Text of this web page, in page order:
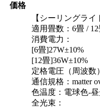
価格
【シーリングライ
適用畳数：6畳 / 12
消費電力：
[6畳]27W±10%
[12畳]36W±10%
定格電圧（周波数
通信規格：matter
色温度：電球色-
全光束：